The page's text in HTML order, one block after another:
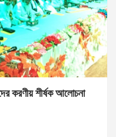
করণীয় শীর্ষক আলোচনা